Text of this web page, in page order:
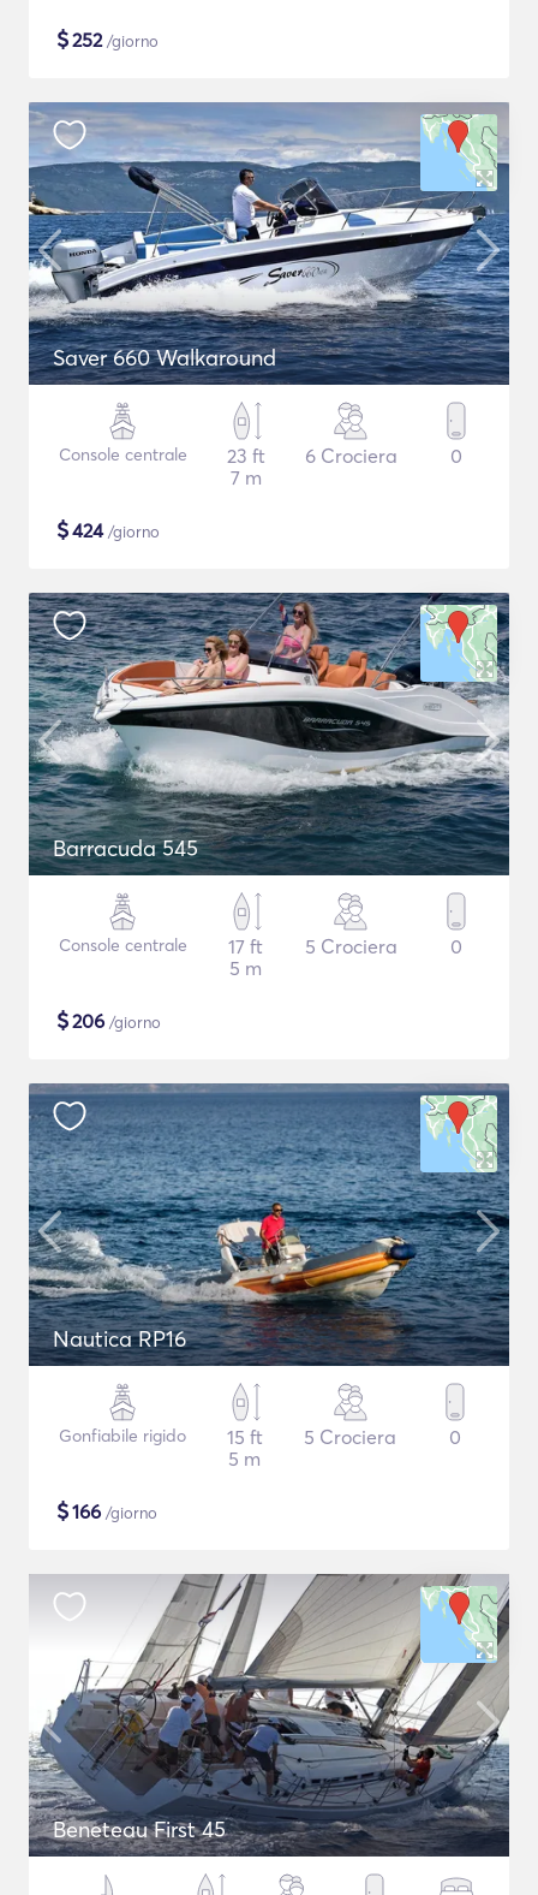
$252/giorno
Saver 660 Walkaround
Console centrale
23 ft
7 m
6 Crociera 0
$424/giorno
Barracuda 545
Console centrale
17 ft
5 m
5 Crociera 0
$206 /giorno
Nautica RP16
Gonfiabile rigido
15 ft
5 m
5 Crociera 0
$166 /giorno
Beneteau First 45